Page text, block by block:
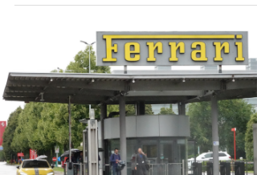
Longtemps un appel a été fait par les
passionné(e)s et professionnels de
l'automobile en Algérie pour la création d'un
circuit de course automobile sécuritaire,
appel resté vain. Certes, l'Algérie dans son
histoire a organisé plusieurs courses moto et
auto sur son histoire, dont on vous la
présente ici , mais elles se sont organisés
des circuits occasionnels, l'Algérie n'a